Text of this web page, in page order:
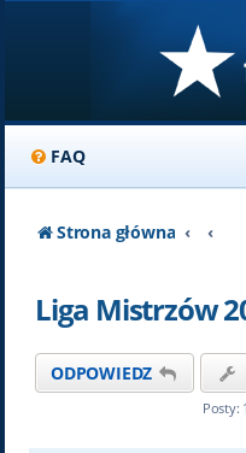
FAQ
Strona główna
Liga Mistrzów
ODPOWIEDZ
Posty: